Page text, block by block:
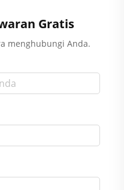
Gratis
menghubungi Anda.